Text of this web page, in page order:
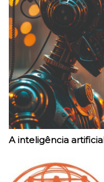
A inteligência